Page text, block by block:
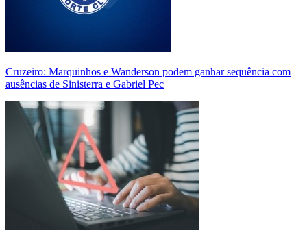
Cruzeiro: Marquinhos e Wanderson podem ganhar sequência com
ausências de Sinisterra e Gabriel Pec